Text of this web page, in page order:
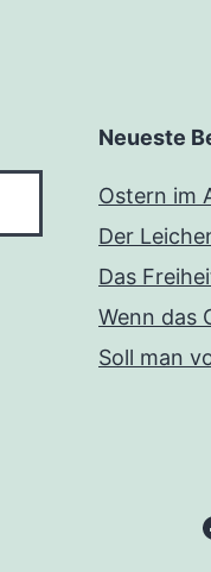
Neueste
Ostern im
Der
Das
Wenn das
Soll man